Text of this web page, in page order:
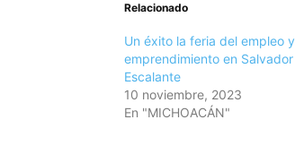
Relacionado
Un éxito la feria del empleo y
emprendimiento en Salvador
Escalante
10 noviembre, 2023
En "MICHOACÁN"